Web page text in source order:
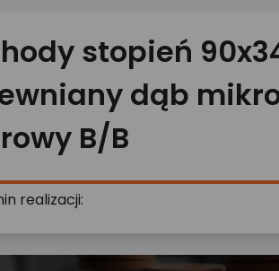
stopień
dąb
B/B
realizacji: